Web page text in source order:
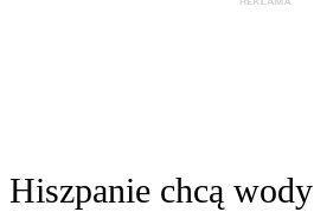
Hiszpanie chcą wody